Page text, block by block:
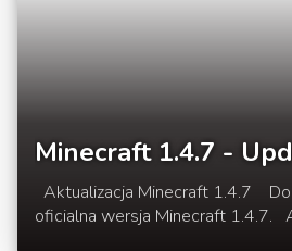
Minecraft 1.4.7 -
Aktualizacja Minecraft 1.4.7
oficialna wersja Minecraft 1.4.7.